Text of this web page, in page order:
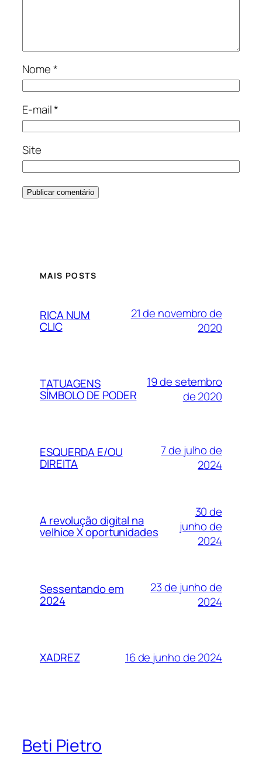
Nome*
E-mail*
Site
MAIS POSTS
RICA NUM
CLIC
21 de novembro de
2020
TATUAGENS
SÍMBOLO DE PODER
19 de setembro
de 2020
ESQUERDA E/OU
DIREITA
7 de julho de
2024
A revolução digital na
velhice X oportunidades
30 de
junho de
2024
Sessentando em
2024
23 de junho de
2024
XADREZ 16 de junho de 2024
Beti Pietro